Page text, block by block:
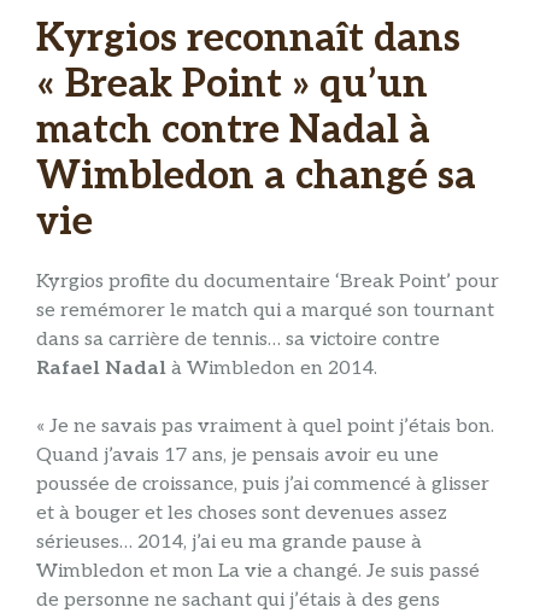
Kyrgios reconnaît dans
« Break Point » qu’un
match contre Nadal à
Wimbledon a changé sa
vie
Kyrgios profite du documentaire ‘Break Point’ pour
se remémorer le match qui a marqué son tournant
dans sa carrière de tennis… sa victoire contre
Rafael Nadal à Wimbledon en 2014.
« Je ne savais pas vraiment à quel point j’étais bon.
Quand j’avais 17 ans, je pensais avoir eu une
poussée de croissance, puis j’ai commencé à glisser
et à bouger et les choses sont devenues assez
sérieuses… 2014, j’ai eu ma grande pause à
Wimbledon et mon La vie a changé. Je suis passé
de personne ne sachant qui j’étais à des gens